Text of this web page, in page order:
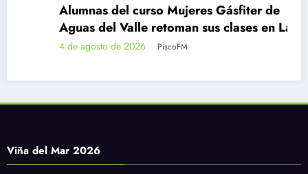
Alumnas del curso Mujeres Gásfiter de
Aguas del Valle retoman sus clases en La
Serena e Illapel
4 de agosto de 2026 PiscoFM
Viña del Mar 2026